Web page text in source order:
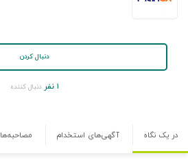
دنبال کردن
۱ نفر دنبال کننده
در یک نگاه آگهی‌های استخدام مصاحبه‌ها